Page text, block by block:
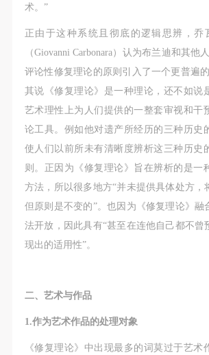
术。”
正由于这种系统且彻底的逻辑思辨，乔
（Giovanni Carbonara）认为布兰迪和其他
评论性修复理论的原则引入了一个更普遍
其说《修复理论》是一种理论，还不如说
艺术理性上为人们提供的一整套审视和干
论工具。例如他对遗产所经历的三种历史
使人们以前所未有清晰度辨析这三种历史
则。正因为《修复理论》旨在辨析的是一
方法，所以很多地方“并未提供具体处方，
但原则是不变的”。也因为《修复理论》融
法开放，因此具有“甚至在连他自己都不曾
现出的适用性”。
二、艺术与作品
1.作为艺术作品的处理对象
《修复理论》中出现最多的词莫过于艺术